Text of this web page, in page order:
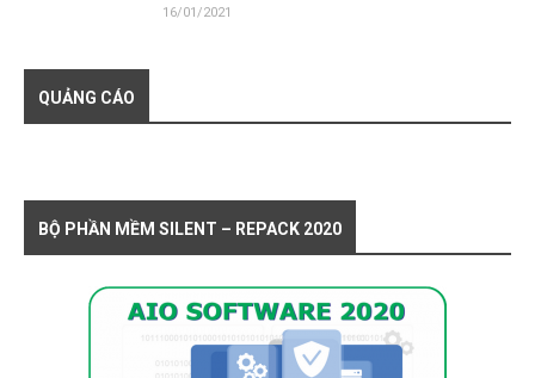
16/01/2021
QUẢNG CÁO
BỘ PHẦN MỀM SILENT – REPACK 2020